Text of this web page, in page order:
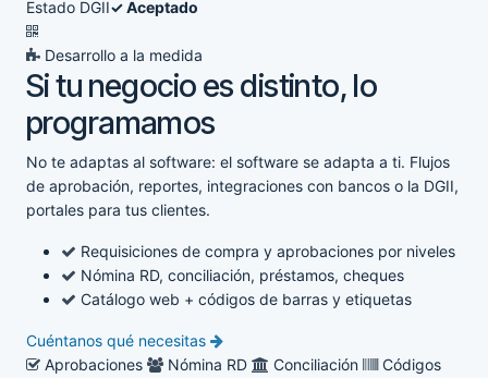
Estado DGII✓ Aceptado
Desarrollo a la medida
Si tu negocio es distinto, lo
programamos
No te adaptas al software: el software se adapta a ti. Flujos
de aprobación, reportes, integraciones con bancos o la DGII,
portales para tus clientes.
Requisiciones de compra y aprobaciones por niveles
Nómina RD, conciliación, préstamos, cheques
Catálogo web + códigos de barras y etiquetas
Cuéntanos qué necesitas
Aprobaciones
Nómina RD Conciliación
Códigos